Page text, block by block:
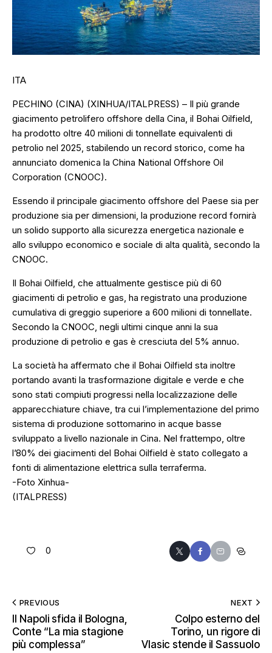
ITA
PECHINO (CINA) (XINHUA/ITALPRESS) – Il più grande
giacimento petrolifero offshore della Cina, il Bohai Oilfield,
ha prodotto oltre 40 milioni di tonnellate equivalenti di
petrolio nel 2025, stabilendo un record storico, come ha
annunciato domenica la China National Offshore Oil
Corporation (CNOOC).
Essendo il principale giacimento offshore del Paese sia per
produzione sia per dimensioni, la produzione record fornirà
un solido supporto alla sicurezza energetica nazionale e
allo sviluppo economico e sociale di alta qualità, secondo la
CNOOC.
Il Bohai Oilfield, che attualmente gestisce più di 60
giacimenti di petrolio e gas, ha registrato una produzione
cumulativa di greggio superiore a 600 milioni di tonnellate.
Secondo la CNOOC, negli ultimi cinque anni la sua
produzione di petrolio e gas è cresciuta del 5% annuo.
La società ha affermato che il Bohai Oilfield sta inoltre
portando avanti la trasformazione digitale e verde e che
sono stati compiuti progressi nella localizzazione delle
apparecchiature chiave, tra cui l’implementazione del primo
sistema di produzione sottomarino in acque basse
sviluppato a livello nazionale in Cina. Nel frattempo, oltre
l’80% dei giacimenti del Bohai Oilfield è stato collegato a
fonti di alimentazione elettrica sulla terraferma.
-Foto Xinhua-
(ITALPRESS)
0
PREVIOUS
Il Napoli sfida il Bologna,
Conte “La mia stagione
più complessa”
NEXT
Colpo esterno del
Torino, un rigore di
Vlasic stende il Sassuolo